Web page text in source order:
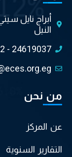
أبراج نايل
النيل
- 24619037
من نحن
عن المركز
التقارير السنوية